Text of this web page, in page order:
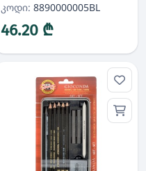
კოდი: 8890000005BL
46.20 ₾